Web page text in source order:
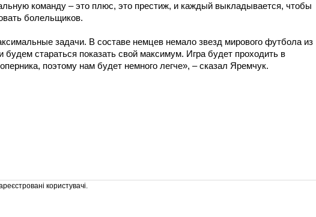
команду – это плюс, это престиж, и каждый выкладывается, чтобы
болельщиков.
задачи. В составе немцев немало звезд мирового футбола из
стараться показать свой максимум. Игра будет проходить в
поэтому нам будет немного легче», – сказал Яремчук.
користувачі.